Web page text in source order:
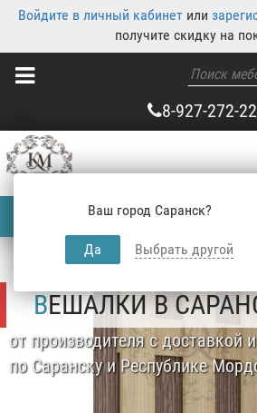
Войдите в личный кабинет или
получите скидку на
8-927-272-
Ваш город Саранск?
Да Выбрать другой
ВЕШАЛКИ В
от производителя с доставкой
по Саранску и Республике